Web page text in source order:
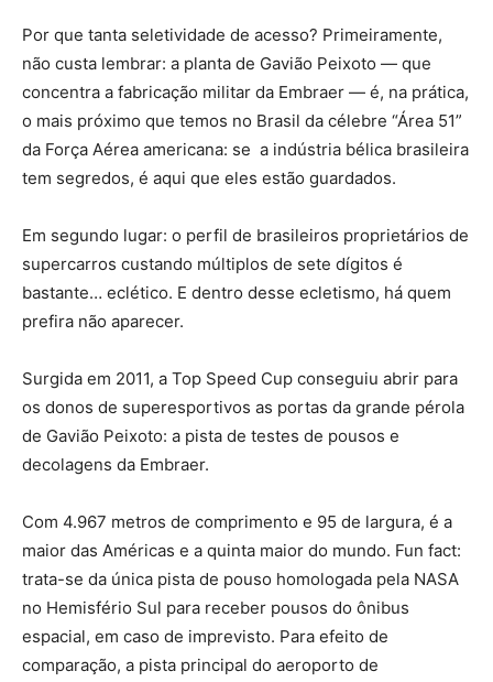
Por que tanta seletividade de acesso? Primeiramente,
não custa lembrar: a planta de Gavião Peixoto — que
concentra a fabricação militar da Embraer — é, na prática,
o mais próximo que temos no Brasil da célebre “Área 51”
da Força Aérea americana: se a indústria bélica brasileira
tem segredos, é aqui que eles estão guardados.
Em segundo lugar: o perfil de brasileiros proprietários de
supercarros custando múltiplos de sete dígitos é
bastante… eclético. E dentro desse ecletismo, há quem
prefira não aparecer.
Surgida em 2011, a Top Speed Cup conseguiu abrir para
os donos de superesportivos as portas da grande pérola
de Gavião Peixoto: a pista de testes de pousos e
decolagens da Embraer.
Com 4.967 metros de comprimento e 95 de largura, é a
maior das Américas e a quinta maior do mundo. Fun fact:
trata-se da única pista de pouso homologada pela NASA
no Hemisfério Sul para receber pousos do ônibus
espacial, em caso de imprevisto. Para efeito de
comparação, a pista principal do aeroporto de